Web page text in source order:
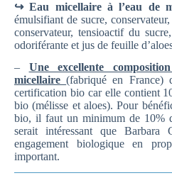
↪ Eau micellaire à l’eau de
émulsifiant de sucre,
conservateur, tensioactif du
odoriférante et jus de feuille
– Une excellente
micellaire (fabriqué en France)
certification bio car elle contient
bio (mélisse et aloes). Pour
bio, il faut un minimum de 10%
serait intéressant que Barbara
engagement biologique en
important.